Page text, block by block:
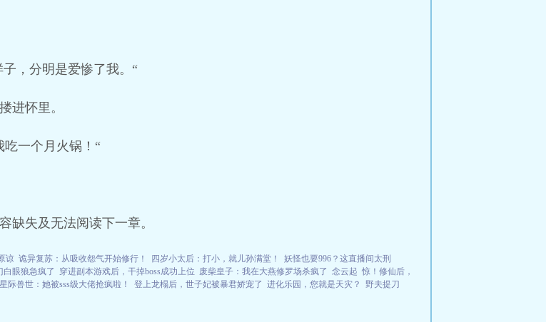
，分明是爱惨了我。“
进怀里。
一个月火锅！“
缺失及无法阅读下一章。
谅 诡异复苏：从吸收怨气开始修行！ 四岁小太后：打小，就儿孙满堂！
妖怪也要996？这直播间太刑
白眼狼急疯了 穿进副本游戏后，干掉boss成功上位 废柴皇子：我在大燕修罗场杀疯了 念云起 惊！修仙后，
星际兽世：她被sss级大佬抢疯啦！ 登上龙榻后，世子妃被暴君娇宠了 进化乐园，您就是天灾？
野夫提刀